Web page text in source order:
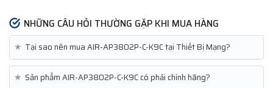
NHỮNG CÂU HỎI THƯỜNG GẶP KHI MUA HÀNG
★ Tại sao nên mua AIR-AP3802P-C-K9C tại Thiết Bị Mạng?
★ Sản phẩm AIR-AP3802P-C-K9C có phải chính hãng?